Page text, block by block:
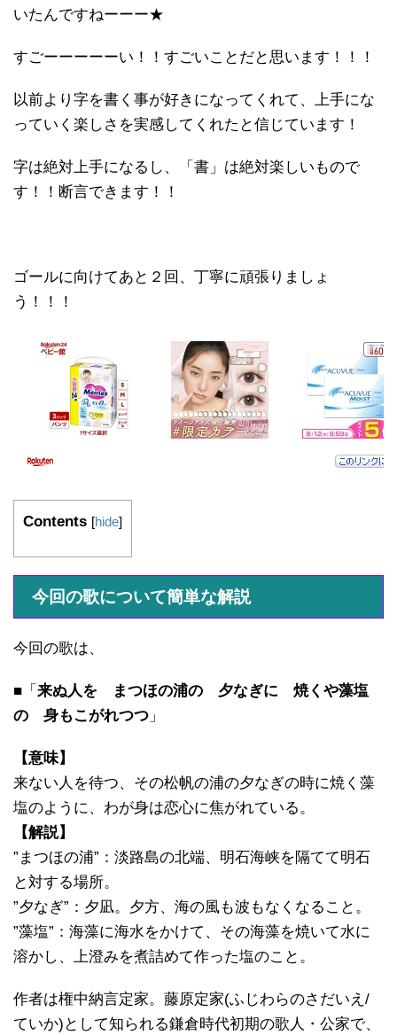
いたんですねーーー★
すごーーーーーい！！すごいことだと思います！！！
以前より字を書く事が好きになってくれて、上手にな
っていく楽しさを実感してくれたと信じています！
字は絶対上手になるし、「書」は絶対楽しいもので
す！！断言できます！！
ゴールに向けてあと２回、丁寧に頑張りましょ
う！！！
Contents [hide]
今回の歌について簡単な解説
今回の歌は、
■「 来ぬ人を まつほの浦の 夕なぎに 焼くや藻塩
の 身もこがれつつ 」
【意味】
来ない人を待つ、その松帆の浦の夕なぎの時に焼く藻
塩のように、わが身は恋心に焦がれている。
【解説】
”まつほの浦”：淡路島の北端、明石海峡を隔てて明石
と対する場所。
”夕なぎ”：夕凪。夕方、海の風も波もなくなること。
”藻塩”：海藻に海水をかけて、その海藻を焼いて水に
溶かし、上澄みを煮詰めて作った塩のこと。
作者は権中納言定家。藤原定家(ふじわらのさだいえ/
ていか)として知られる鎌倉時代初期の歌人・公家で、